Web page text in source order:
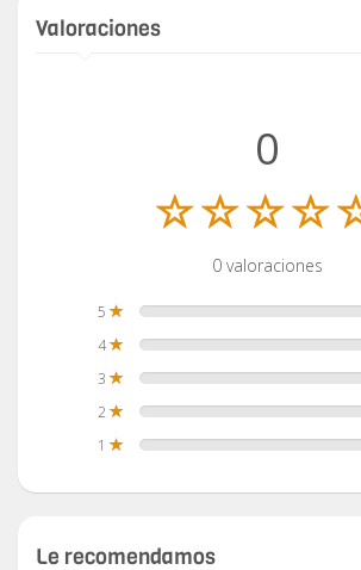
Valoraciones
0
0 valoraciones
5
4
3
2
1
Le recomendamos